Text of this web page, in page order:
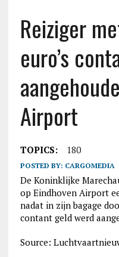
Reiziger
euro’s
Airport
TOPICS: 180
POSTED BY: CARGOMEDIA
De Koninklijke
op Eindhoven Airport
nadat in zijn bagage
contant geld werd
Source: